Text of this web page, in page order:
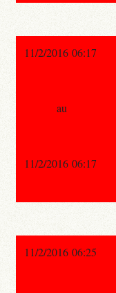
11/2/2016 06:17
au
11/2/2016 06:17
11/2/2016 06:25